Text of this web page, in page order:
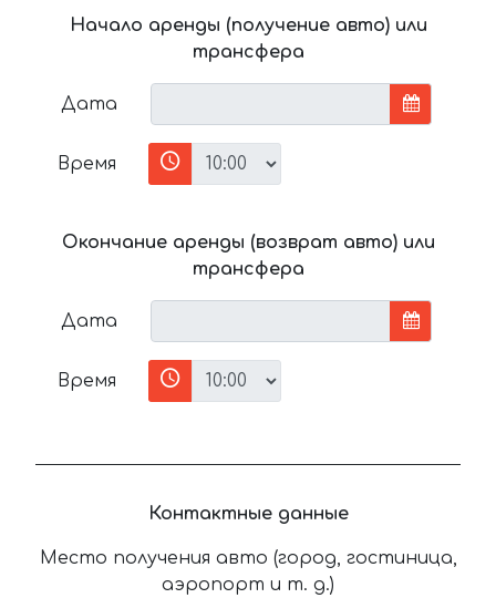
Начало аренды (получение авто) или
трансфера
Дата
Время
Окончание аренды (возврат авто) или
трансфера
Дата
Время
Контактные данные
Место получения авто (город, гостиница,
аэропорт и т. д.)